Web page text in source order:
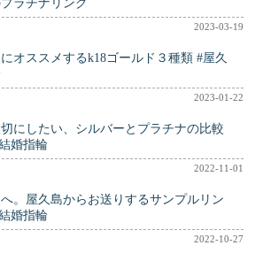
ラチナリング
2023-03-19
オススメするk18ゴールド３種類 #屋久
2023-01-22
にしたい、シルバーとプラチナの比較
婚指輪
2022-11-01
。屋久島からお送りするサンプルリン
婚指輪
2022-10-27